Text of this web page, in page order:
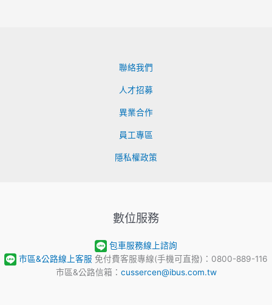
聯絡我們
人才招募
異業合作
員工專區
隱私權政策
數位服務
包車服務線上諮詢
市區&公路線上客服 免付費客服專線(手機可直撥)：0800-889-116
市區&公路信箱： cussercen@ibus.com.tw